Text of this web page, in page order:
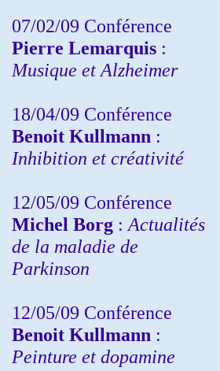
07/02/09 Conférence
Pierre Lemarquis :
Musique et Alzheimer
18/04/09 Conférence
Benoit Kullmann :
Inhibition et créativité
12/05/09 Conférence
Michel Borg : Actualités
de la maladie de
Parkinson
12/05/09 Conférence
Benoit Kullmann :
Peinture et dopamine